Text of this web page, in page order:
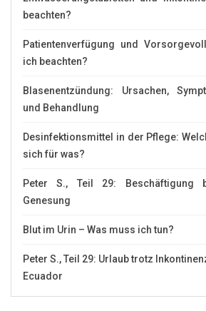
beachten?
Patientenverfügung und
ich beachten?
Blasenentzündung: Ursachen,
und Behandlung
Desinfektionsmittel in der Pflege:
sich für was?
Peter S., Teil 29: Beschäftigung
Genesung
Blut im Urin – Was muss ich tun?
Peter S., Teil 29: Urlaub trotz
Ecuador